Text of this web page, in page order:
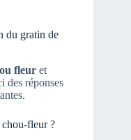
du gratin de
fleur et
des réponses
fleur ?